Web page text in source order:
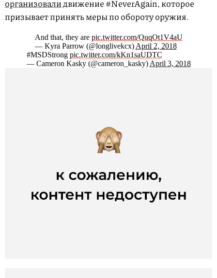
организовалидвижение #NeverAgain, которое
призывает принять меры по обороту оружия.
And that, they are pic.twitter.com/QuqOt1V4aU
— Kyra Parrow (@longlivekcx) April 2, 2018
#MSDStrong pic.twitter.com/kKn1saUDTC
— Cameron Kasky (@cameron_kasky) April 3, 2018